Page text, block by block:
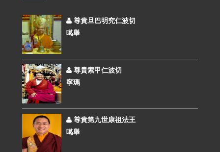
尊貴旦巴明究仁波切
噶舉
尊貴索甲仁波切
寧瑪
尊貴第九世康祖法王
噶舉